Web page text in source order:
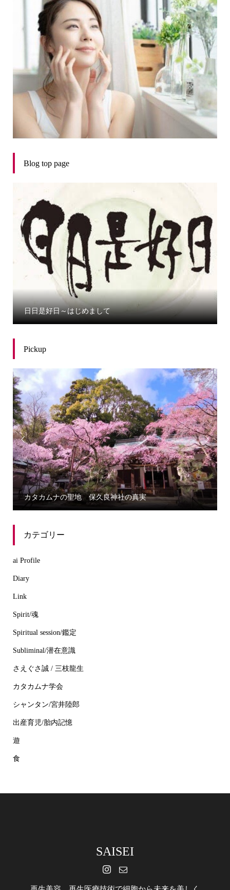
Blog top page
日日是好日～はじめまして
Pickup

カタカムナの聖地 保久良神社の真実

カテゴリー
ai Profile
Diary
Link
Spirit/魂
Spiritual session/鑑定
Subliminal/潜在意識
さえぐさ誠 / 三枝龍生
カタカムナ学会
シャンタン/宮井陸郎
出産育児/胎内記憶
遊
食
SAISEI